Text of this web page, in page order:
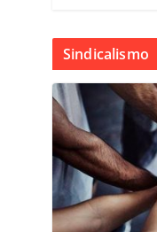
Sindicalismo